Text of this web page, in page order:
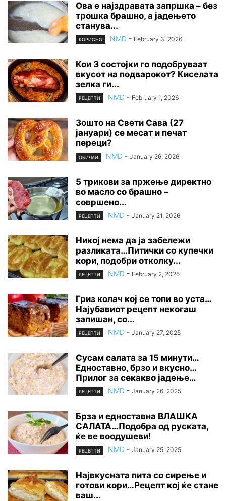
Ова е најздравата запршка – без
трошка брашно, а јадењето
станува...
КОРИСНО NMD - February 3, 2026
Кои 3 состојки го подобруваат
вкусот на подварокот? Киселата
зелка ги...
РЕЦЕПТИ NMD - February 1, 2026
Зошто на Свети Сава (27
јануари) се месат и печат
переци?
ОБИЧАИ NMD - January 26, 2026
5 трикови за пржење директно
во масло со брашно –
совршено...
РЕЦЕПТИ NMD - January 21, 2026
Никој нема да ја забележи
разликата…Питички со купечки
кори, подобри отколку...
РЕЦЕПТИ NMD - February 2, 2025
Гриз колач кој се топи во уста…
Најубавиот рецепт некогаш
запишан, со...
РЕЦЕПТИ NMD - January 27, 2025
Сусам салата за 15 минути…
Едноставно, брзо и вкусно…
Прилог за секакво јадење…
РЕЦЕПТИ NMD - January 26, 2025
Брза и едноставна ВЛАШКА
САЛАТА…Подобра од руската,
ќе ве воодушеви!
РЕЦЕПТИ NMD - January 25, 2025
Највкусната пита со сирење и
готови кори…Рецепт кој ќе стане
ваш...